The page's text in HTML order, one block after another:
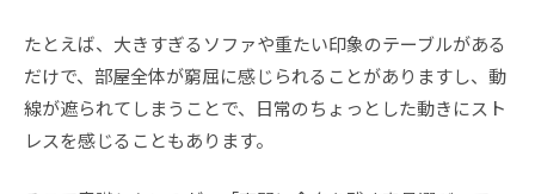
たとえば、大きすぎるソファや重たい印象のテーブルがある
だけで、部屋全体が窮屈に感じられることがありますし、動
線が遮られてしまうことで、日常のちょっとした動きにスト
レスを感じることもあります。